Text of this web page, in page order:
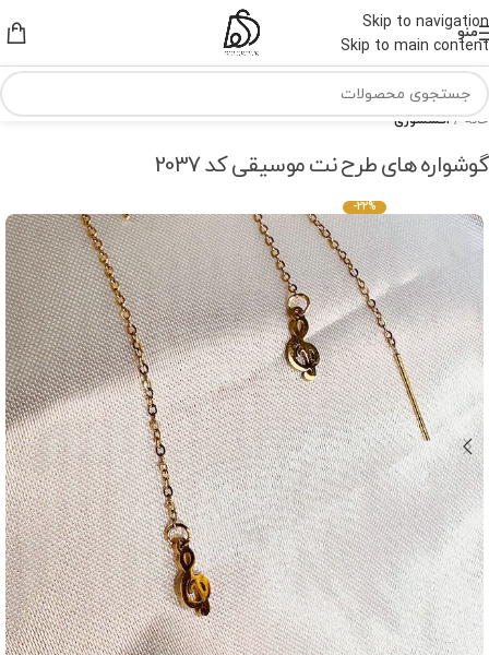
Skip to navigation
Skip to main content
منو
خانه اکسسوری
گوشواره های طرح نت موسیقی کد 2037
-22%